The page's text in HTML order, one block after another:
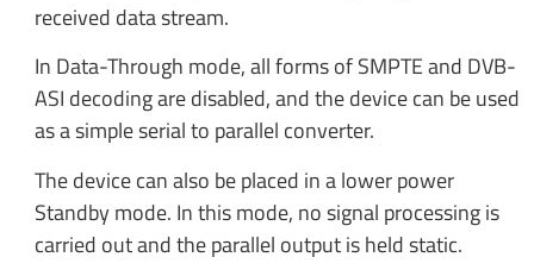
received data stream.
In Data-Through mode, all forms of SMPTE and DVB-
ASI decoding are disabled, and the device can be used
as a simple serial to parallel converter.
The device can also be placed in a lower power
Standby mode. In this mode, no signal processing is
carried out and the parallel output is held static.